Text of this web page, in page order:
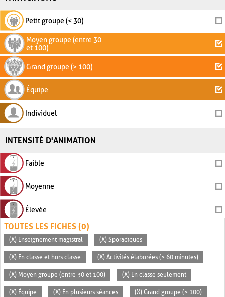
Petit groupe (< 30)
Moyen groupe (entre 30
et 100)
Grand groupe (> 100)
Équipe
Individuel
INTENSITÉ D'ANIMATION
Faible
Moyenne
Élevée
TOUTES LES FICHES (0)
(X) Enseignement magistral (X) Sporadiques
(X) En classe et hors classe (X) Activités élaborées (> 60 minutes)
(X) Moyen groupe (entre 30 et 100) (X) En classe seulement
(X) Équipe (X) En plusieurs séances (X) Grand groupe (> 100)